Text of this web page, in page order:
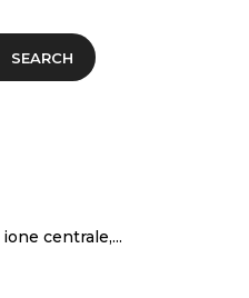
SEARCH
e uno ione centrale,...